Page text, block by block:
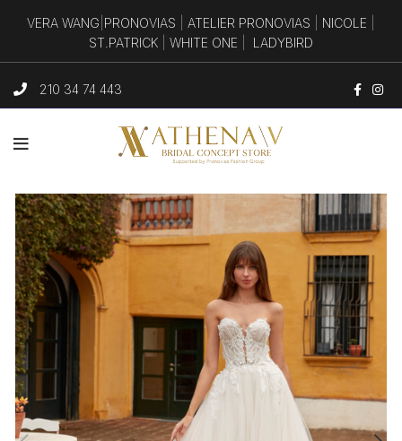
210 34 74 443
VERA WANG PRONOVIAS ATELIER PRONOVIAS NICOLE
ST.PATRICK
WHITE ONE LADYBIRD